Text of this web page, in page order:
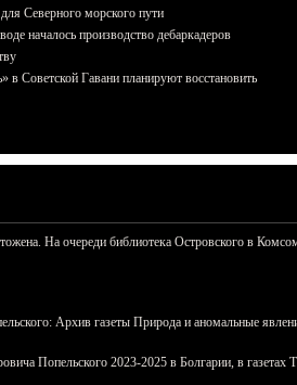
Северного морского пути
началось производство дебаркадеров
Советской Гавани планируют восстановить
На очереди библиотека Островского в
Архив газеты Природа и аномальные
Попельского 2023-2025 в Болгарии, в